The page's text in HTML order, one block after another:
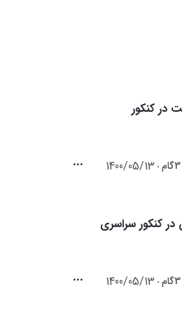
در کنکور
1400/05/13
کنکور سراسری
1400/05/13